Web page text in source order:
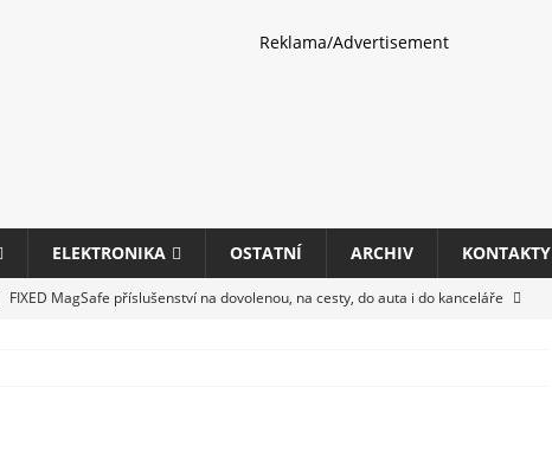
Reklama/Advertisement
ELEKTRONIKA OSTATNÍ ARCHIV KONTAKTY
FIXED MagSafe příslušenství na dovolenou, na cesty, do auta i do kanceláře